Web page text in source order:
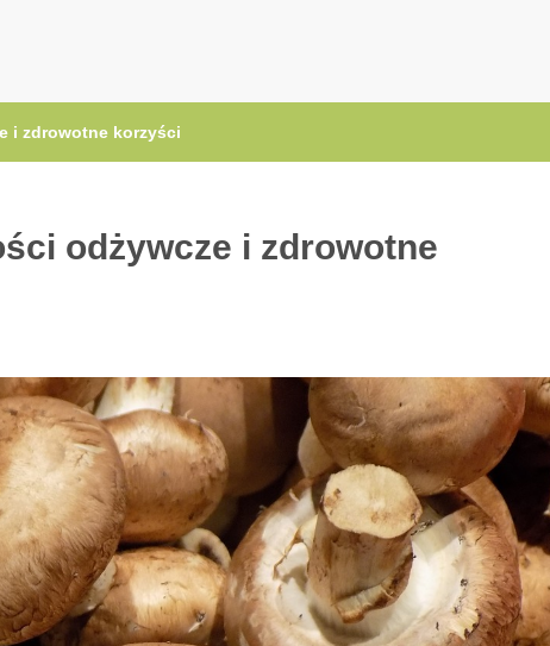
i zdrowotne korzyści
odżywcze i zdrowotne